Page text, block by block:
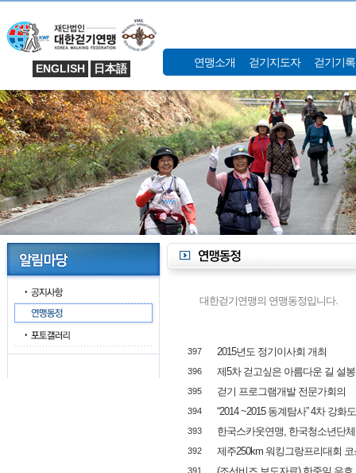
ENGLISH 日本語 연맹소개 걷기지도자 걷기기
대한걷기연맹의 연맹동정입니다.
397 2015년도 정기이사회 개최
396 제5차 걷고싶은 아름다운 길 설
395 걷기 프로그램개발 전문가회의
394 “2014 ~2015 동계탐사” 4차 강화
393 한국스카웃연맹, 한국청소년단
392 제주250km 워킹그랑프리대회 코
391